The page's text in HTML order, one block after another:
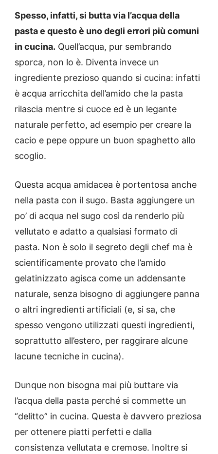
Spesso, infatti, si butta via l’acqua della
pasta e questo è uno degli errori più comuni
in cucina. Quell’acqua, pur sembrando
sporca, non lo è. Diventa invece un
ingrediente prezioso quando si cucina: infatti
è acqua arricchita dell’amido che la pasta
rilascia mentre si cuoce ed è un legante
naturale perfetto, ad esempio per creare la
cacio e pepe oppure un buon spaghetto allo
scoglio.
Questa acqua amidacea è portentosa anche
nella pasta con il sugo. Basta aggiungere un
po’ di acqua nel sugo così da renderlo più
vellutato e adatto a qualsiasi formato di
pasta. Non è solo il segreto degli chef ma è
scientificamente provato che l’amido
gelatinizzato agisca come un addensante
naturale, senza bisogno di aggiungere panna
o altri ingredienti artificiali (e, si sa, che
spesso vengono utilizzati questi ingredienti,
soprattutto all’estero, per raggirare alcune
lacune tecniche in cucina).
Dunque non bisogna mai più buttare via
l’acqua della pasta perché si commette un
“delitto” in cucina. Questa è davvero preziosa
per ottenere piatti perfetti e dalla
consistenza vellutata e cremose. Inoltre si